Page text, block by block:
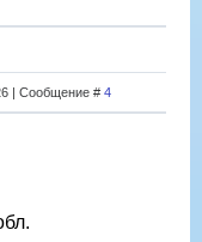
| Сообщение # 4